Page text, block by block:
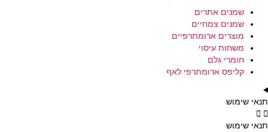
שמנים אתרים
שמנים צמחיים
מוצרים ארומתרפיים
משחות עיסוי
חומרי גלם
קליפס ארומתרפי לאף
תנאי שימוש
תנאי שימוש